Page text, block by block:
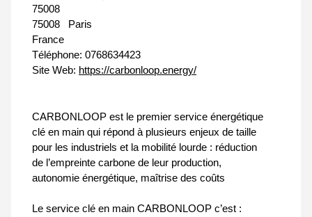
75008
75008
Paris
France
Téléphone: 0768634423
Site Web: https://carbonloop.energy/
CARBONLOOP est le premier service énergétique
clé en main qui répond à plusieurs enjeux de taille
pour les industriels et la mobilité lourde : réduction
de l’empreinte carbone de leur production,
autonomie énergétique, maîtrise des coûts
Le service clé en main CARBONLOOP c’est :